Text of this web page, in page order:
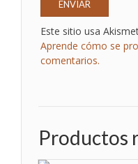
Este sitio usa
Aprende cómo se
comentarios.
Productos